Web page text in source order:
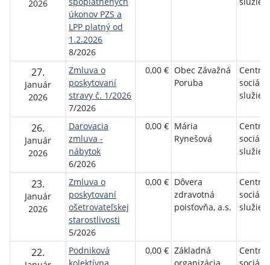
2026
úkonov PZS a
LPP platný od
1.2.2026
8/2026
27.
Január
2026
Zmluva o
poskytovaní
stravy č. 1/2026
7/2026
0,00 € Obec Závažná
Poruba
služieb
26.
Január
2026
Darovacia
zmluva -
nábytok
6/2026
0,00 € Mária
Rynešová
služieb
23.
Január
2026
Zmluva o
poskytovaní
ošetrovateľskej
starostlivosti
5/2026
0,00 € Dôvera
zdravotná
poisťovňa, a.s.
služieb
22.
Podniková
0,00 € Základná